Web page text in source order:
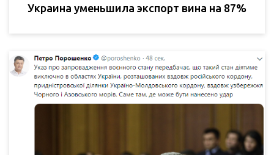
Украина уменьшила экспорт вина на 87%